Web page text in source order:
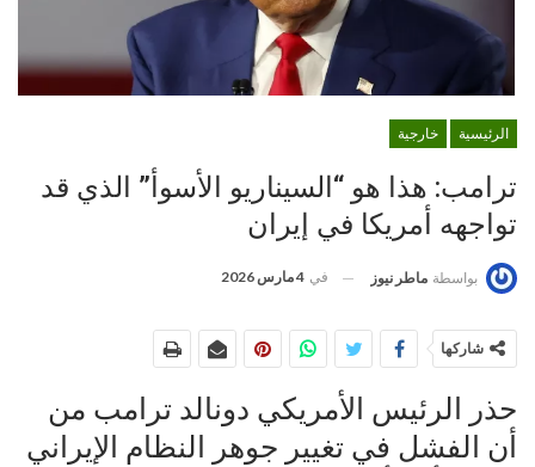
الرئيسية خارجية
ترامب: هذا هو “السيناريو الأسوأ” الذي قد
تواجهه أمريكا في إيران
بواسطة ماطر نيوز في 4 مارس 2026
شاركها
حذر الرئيس الأمريكي دونالد ترامب من
أن الفشل في تغيير جوهر النظام الإيراني